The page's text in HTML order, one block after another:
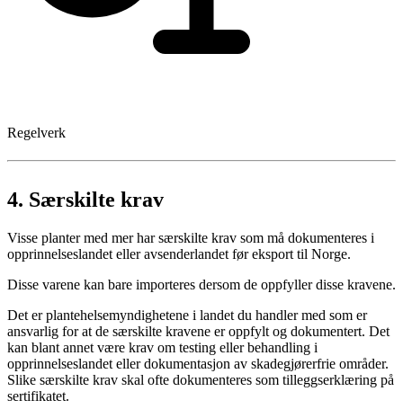
Regelverk
4. Særskilte krav
Visse planter med mer har særskilte krav som må dokumenteres i
opprinnelseslandet eller avsenderlandet før eksport til Norge.
Disse varene kan bare importeres dersom de oppfyller disse kravene.
Det er plantehelsemyndighetene i landet du handler med som er
ansvarlig for at de særskilte kravene er oppfylt og dokumentert. Det
kan blant annet være krav om testing eller behandling i
opprinnelseslandet eller dokumentasjon av skadegjørerfrie områder.
Slike særskilte krav skal ofte dokumenteres som tilleggserklæring på
sertifikatet.